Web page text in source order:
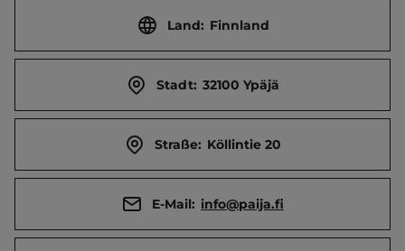
Land: Finnland
Stadt: 32100 Ypäjä
Straße: Köllintie 20
E-Mail: info@paija.fi